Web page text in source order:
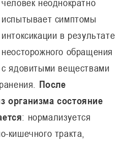
испытывает симптомы
интоксикации в результате
неосторожного обращения
с ядовитыми веществами
После
организма состояние
: нормализуется
кишечного тракта,